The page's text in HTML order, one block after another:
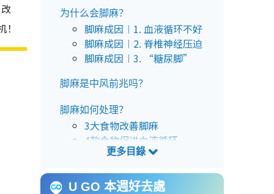
为什么会脚麻？
脚麻成因︱1. 血液循环不好
脚麻成因︱2. 脊椎神经压迫
脚麻成因︱3. “糖尿脚”
脚麻是中风前兆吗？
脚麻如何处理？
3大食物改善脚麻
4款食物促进血液循环
3动作舒缓关节肌肉
U GO 本週好去處